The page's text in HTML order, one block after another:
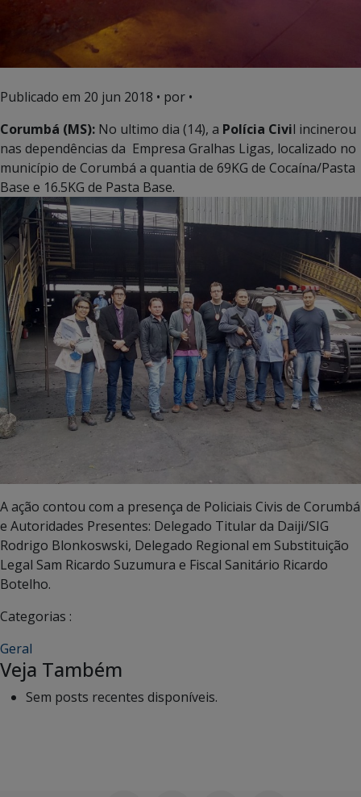
Publicado em 20 jun 2018 • por •
Corumbá (MS): No ultimo dia (14), a Polícia Civil incinerou
nas dependências da Empresa Gralhas Ligas, localizado no
município de Corumbá a quantia de 69KG de Cocaína/Pasta
Base e 16.5KG de Pasta Base.
A ação contou com a presença de Policiais Civis de Corumbá
e Autoridades Presentes: Delegado Titular da Daiji/SIG
Rodrigo Blonkoswski, Delegado Regional em Substituição
Legal Sam Ricardo Suzumura e Fiscal Sanitário Ricardo
Botelho.
Categorias :
Geral
Veja Também
Sem posts recentes disponíveis.